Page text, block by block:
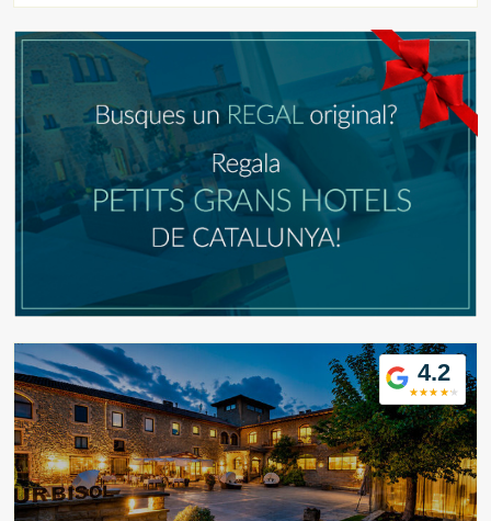
4.2
mitjançant aquest tipus de cookies s'utilitza en el
mesurament de l'activitat del web per a l'elaboració de
perfils de navegació dels usuaris per introduir millores en
funció de l'anàlisi de les dades d'ús que fan els usuaris del
servei. Permeten desar la informació de preferència de
l'usuari per millorar la qualitat dels nostres serveis i oferir
una millor experiència a través de productes recomanats.
Marketing i publicitat
Aquestes cookies són utilitzades per emmagatzemar
informació sobre les preferències i les eleccions personals
de l'usuari a través de l'observació continuada dels seus
hàbits de navegació. Gràcies a elles, podem conèixer els
hàbits de navegació al lloc web i mostrar publicitat
relacionada amb el perfil de navegació de l'usuari.